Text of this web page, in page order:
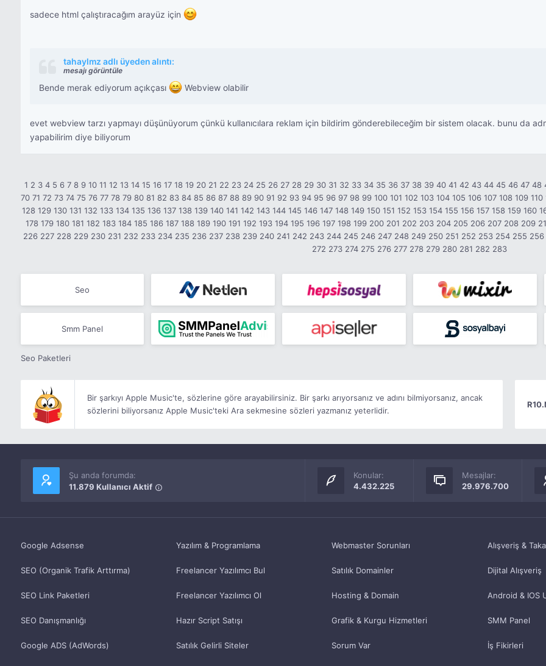
sadece html çalıştıracağım arayüz için
tahaylmz adlı üyeden alıntı:
mesajı görüntüle
Bende merak ediyorum açıkçası Webview olabilir
evet webview tarzı yapmayı düşünüyorum çünkü kullanıcılara reklam için bildirim gönderebileceğim bir sistem olacak. bunu da
yapabilirim diye biliyorum
1 2 3 4 5 6 7 8 9 10 11 12 13 14 15 16 17 18 19 20 21 22 23 24 25 26 27 28 29 30 31 32 33 34 35 36 37 38 39 40 41 42 43 44 45 46 47 48
70 71 72 73 74 75 76 77 78 79 80 81 82 83 84 85 86 87 88 89 90 91 92 93 94 95 96 97 98 99 100 101 102 103 104 105 106 107 108 109 110
128 129 130 131 132 133 134 135 136 137 138 139 140 141 142 143 144 145 146 147 148 149 150 151 152 153 154 155 156 157 158 159 160
178 179 180 181 182 183 184 185 186 187 188 189 190 191 192 193 194 195 196 197 198 199 200 201 202 203 204 205 206 207 208 209
226 227 228 229 230 231 232 233 234 235 236 237 238 239 240 241 242 243 244 245 246 247 248 249 250 251 252 253 254 255 256
272 273 274 275 276 277 278 279 280 281 282 283
Seo
Smm Panel
Seo Paketleri
Bir şarkıyı Apple Music'te, sözlerine göre arayabilirsiniz. Bir şarkı arıyorsanız ve adını bilmiyorsanız, ancak
sözlerini biliyorsanız Apple Music'teki Ara sekmesine sözleri yazmanız yeterlidir.
Şu anda forumda:
11.879 Kullanıcı Aktif
Konular:
4.432.225
Mesajlar:
29.976.700
Google Adsense
SEO (Organik Trafik Arttırma)
SEO Link Paketleri
SEO Danışmanlığı
Google ADS (AdWords)
Yazılım & Programlama
Freelancer Yazılımcı Bul
Freelancer Yazılımcı Ol
Hazır Script Satışı
Satılık Gelirli Siteler
Webmaster Sorunları
Satılık Domainler
Hosting & Domain
Grafik & Kurgu Hizmetleri
Sorum Var
Alışveriş &
Dijital Alışveriş
Android & IOS
SMM Panel
İş Fikirleri